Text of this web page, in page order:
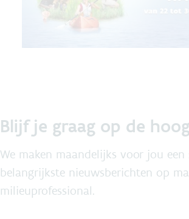
Blijf je graag op de
We maken maandelijks voor jou een
belangrijkste nieuwsberichten op
milieuprofessional.